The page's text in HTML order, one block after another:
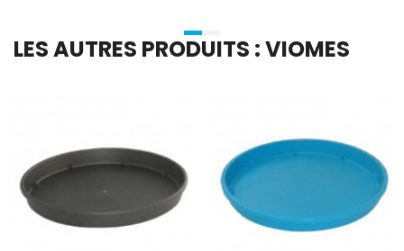
LES AUTRES PRODUITS : VIOMES